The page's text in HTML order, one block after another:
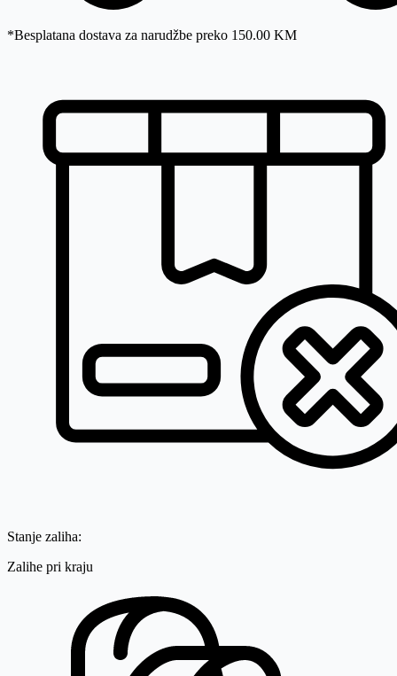
*Besplatana dostava za narudžbe preko 150.00 KM
Stanje zaliha:
Zalihe pri kraju